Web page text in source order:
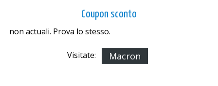
Coupon sconto
non actuali. Prova lo stesso.
Visitate: Macron